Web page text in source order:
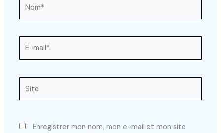
mail*
Enregistrer mon nom, mon e-mail et mon site